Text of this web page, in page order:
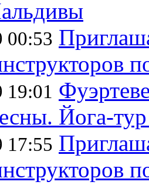
00:53
19:01
Йога-
17:55